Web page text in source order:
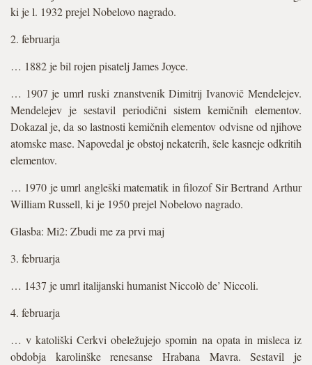
ki je l. 1932 prejel Nobelovo nagrado.
2. februarja
… 1882 je bil rojen pisatelj James Joyce.
… 1907 je umrl ruski znanstvenik Dimitrij Ivanovič Mendelejev.
Mendelejev je sestavil periodični sistem kemičnih elementov.
Dokazal je, da so lastnosti kemičnih elementov odvisne od njihove
atomske mase. Napovedal je obstoj nekaterih, šele kasneje odkritih
elementov.
… 1970 je umrl angleški matematik in filozof Sir Bertrand Arthur
William Russell, ki je 1950 prejel Nobelovo nagrado.
Glasba: Mi2: Zbudi me za prvi maj
3. februarja
… 1437 je umrl italijanski humanist Niccolò de’ Niccoli.
4. februarja
… v katoliški Cerkvi obeležujejo spomin na opata in misleca iz
obdobja karolinške renesanse Hrabana Mavra. Sestavil je